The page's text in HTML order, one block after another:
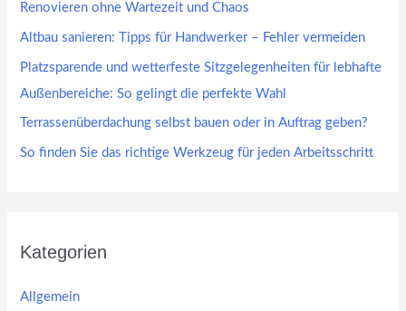
Renovieren ohne Wartezeit und Chaos
Altbau sanieren: Tipps für Handwerker – Fehler vermeiden
Platzsparende und wetterfeste Sitzgelegenheiten für lebhafte
Außenbereiche: So gelingt die perfekte Wahl
Terrassenüberdachung selbst bauen oder in Auftrag geben?
So finden Sie das richtige Werkzeug für jeden Arbeitsschritt
Kategorien
Allgemein